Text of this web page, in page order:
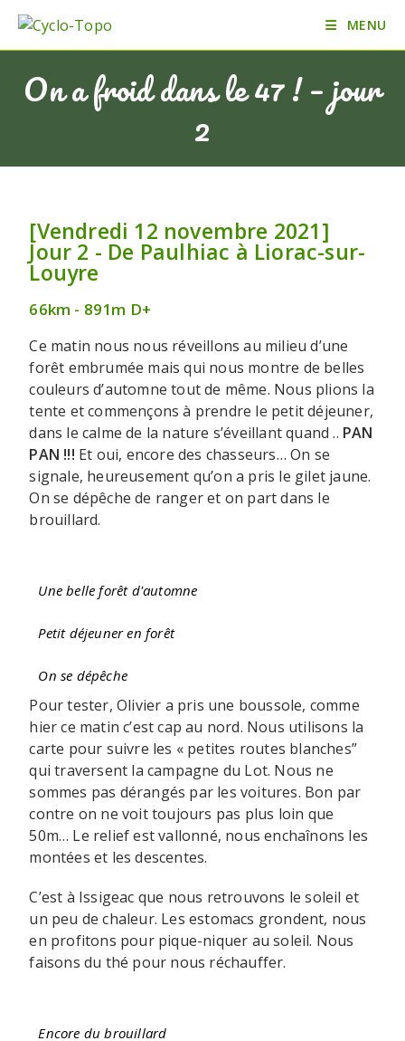
MENU
On a froid dans le 47 ! – jour
2
[Vendredi 12 novembre 2021]
Jour 2 - De Paulhiac à Liorac-sur-
Louyre
66km - 891m D+
Ce matin nous nous réveillons au milieu d’une
forêt embrumée mais qui nous montre de belles
couleurs d’automne tout de même. Nous plions la
tente et commençons à prendre le petit déjeuner,
dans le calme de la nature s’éveillant quand .. PAN
PAN !!! Et oui, encore des chasseurs… On se
signale, heureusement qu’on a pris le gilet jaune.
On se dépêche de ranger et on part dans le
brouillard.
Une belle forêt d'automne
Petit déjeuner en forêt
On se dépêche
Pour tester, Olivier a pris une boussole, comme
hier ce matin c’est cap au nord. Nous utilisons la
carte pour suivre les « petites routes blanches”
qui traversent la campagne du Lot. Nous ne
sommes pas dérangés par les voitures. Bon par
contre on ne voit toujours pas plus loin que
50m… Le relief est vallonné, nous enchaînons les
montées et les descentes.
C’est à Issigeac que nous retrouvons le soleil et
un peu de chaleur. Les estomacs grondent, nous
en profitons pour pique-niquer au soleil. Nous
faisons du thé pour nous réchauffer.
Encore du brouillard